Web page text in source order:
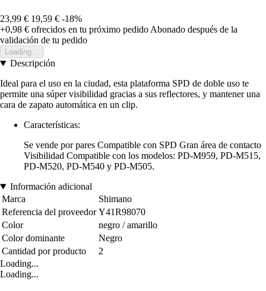
23,99 € 19,59 € -18%
+0,98 € ofrecidos en tu próximo pedido Abonado después de la
validación de tu pedido
Loading...
Descripción
Ideal para el uso en la ciudad, esta plataforma SPD de doble uso te
permite una súper visibilidad gracias a sus reflectores, y mantener una
cara de zapato automática en un clip.
Características:
Se vende por pares Compatible con SPD Gran área de contacto
Visibilidad Compatible con los modelos: PD-M959, PD-M515,
PD-M520, PD-M540 y PD-M505.
Información adicional
Marca
Shimano
Referencia del proveedor Y41R98070
Color
negro / amarillo
Color dominante
Negro
Cantidad por producto
2
Loading...
Loading...